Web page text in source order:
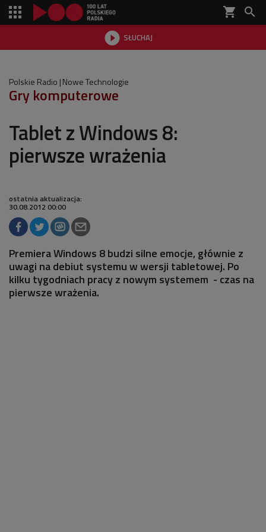
shopping_cart 
 SŁUCHAJ

Polskie Radio Nowe Technologie
Gry komputerowe
Tablet z Windows 8:
pierwsze wrażenia
ostatnia aktualizacja:
30.08.2012 00:00
Premiera Windows 8 budzi silne emocje, głównie z
uwagi na debiut systemu w wersji tabletowej. Po
kilku tygodniach pracy z nowym systemem - czas na
pierwsze wrażenia.